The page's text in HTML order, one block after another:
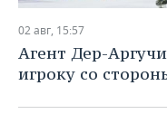
02 авг, 15:57
Агент Дер-
игроку со